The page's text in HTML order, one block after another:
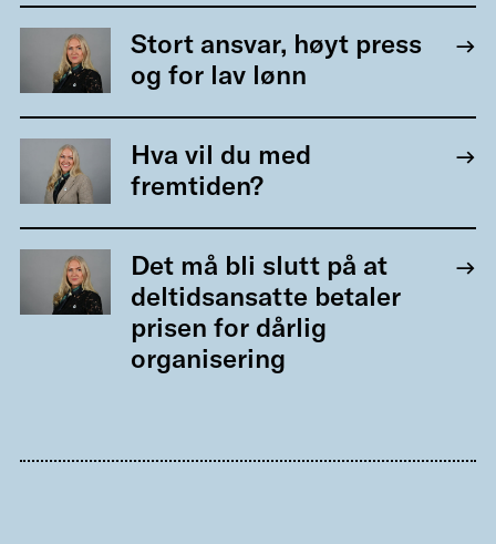
Stort ansvar, høyt press
og for lav lønn
Hva vil du med
fremtiden?
Det må bli slutt på at
deltidsansatte betaler
prisen for dårlig
organisering